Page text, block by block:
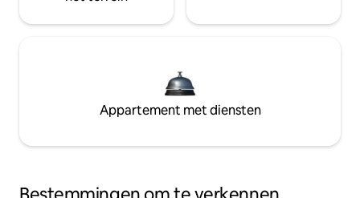
Appartement met diensten